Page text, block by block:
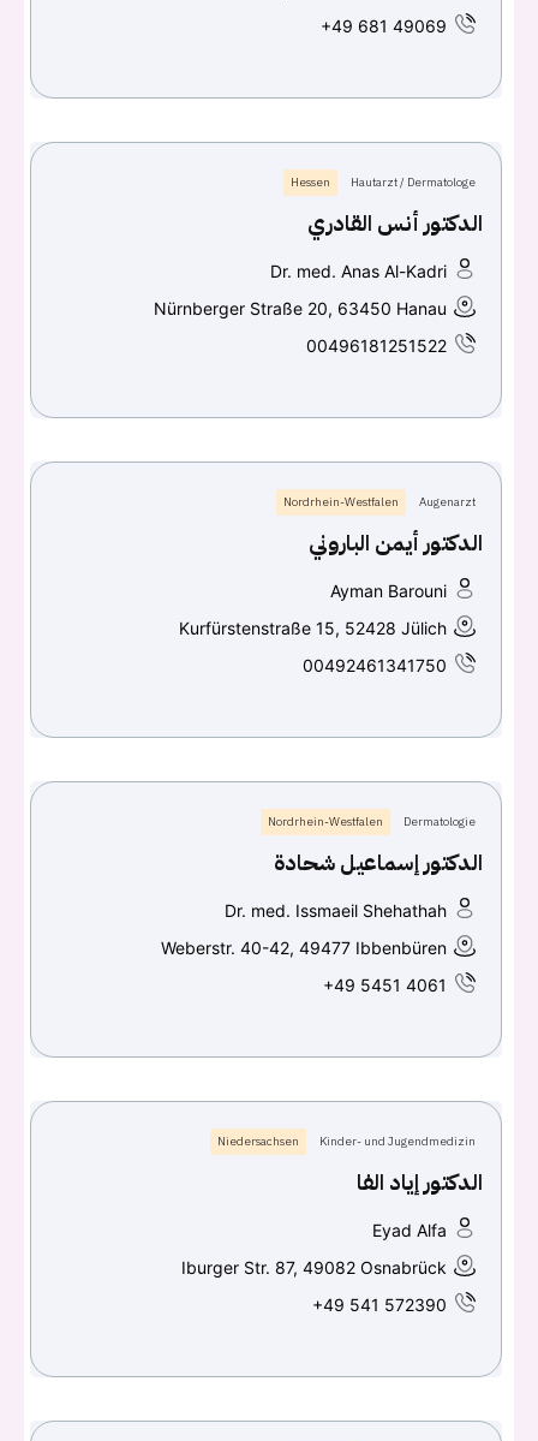
+49 681 49069
Hautarzt / Dermatologe
Hessen
الدكتور أنس القادري
Dr. med. Anas Al-Kadri
Nürnberger Straße 20, 63450 Hanau
00496181251522
Augenarzt
Nordrhein-Westfalen
الدكتور أيمن الباروني
Ayman Barouni
Kurfürstenstraße 15, 52428 Jülich
00492461341750
Dermatologie
Nordrhein-Westfalen
الدكتور إسماعيل شحادة
Dr. med. Issmaeil Shehathah
Weberstr. 40-42, 49477 Ibbenbüren
+49 5451 4061
Kinder- und Jugendmedizin
Niedersachsen
الدكتور إياد الفا
Eyad Alfa
Iburger Str. 87, 49082 Osnabrück
+49 541 572390